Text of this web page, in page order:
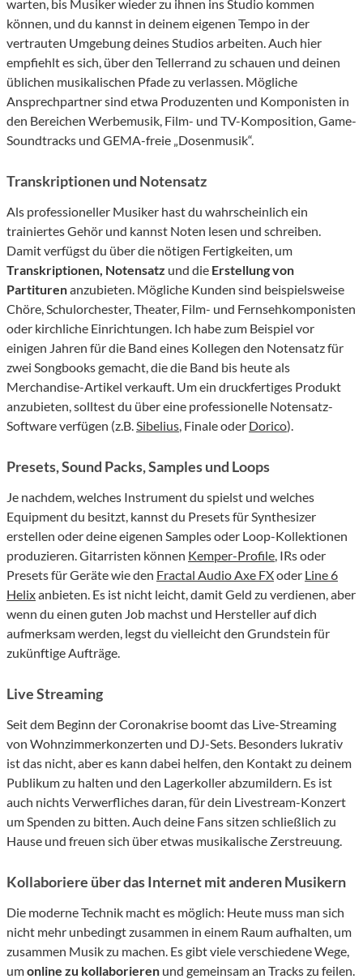
warten, bis Musiker wieder zu ihnen ins Studio kommen
können, und du kannst in deinem eigenen Tempo in der
vertrauten Umgebung deines Studios arbeiten. Auch hier
empfiehlt es sich, über den Tellerrand zu schauen und deinen
üblichen musikalischen Pfade zu verlassen. Mögliche
Ansprechpartner sind etwa Produzenten und Komponisten in
den Bereichen Werbemusik, Film- und TV-Komposition, Game-
Soundtracks und GEMA-freie „Dosenmusik“.
Transkriptionen und Notensatz
Als professioneller Musiker hast du wahrscheinlich ein
trainiertes Gehör und kannst Noten lesen und schreiben.
Damit verfügst du über die nötigen Fertigkeiten, um
Transkriptionen, Notensatz und die Erstellung von
Partiturenanzubieten. Mögliche Kunden sind beispielsweise
Chöre, Schulorchester, Theater, Film- und Fernsehkomponisten
oder kirchliche Einrichtungen. Ich habe zum Beispiel vor
einigen Jahren für die Band eines Kollegen den Notensatz für
zwei Songbooks gemacht, die die Band bis heute als
Merchandise-Artikel verkauft. Um ein druckfertiges Produkt
anzubieten, solltest du über eine professionelle Notensatz-
Software verfügen (z.B. Sibelius , Finale oder Dorico).
Presets, Sound Packs, Samples und Loops
Je nachdem, welches Instrument du spielst und welches
Equipment du besitzt, kannst du Presets für Synthesizer
erstellen oder deine eigenen Samples oder Loop-Kollektionen
produzieren. Gitarristen können Kemper-Profile , IRs oder
Presets für Geräte wie den Fractal Audio Axe FXoder Line 6
Helixanbieten. Es ist nicht leicht, damit Geld zu verdienen, aber
wenn du einen guten Job machst und Hersteller auf dich
aufmerksam werden, legst du vielleicht den Grundstein für
zukünftige Aufträge.
Live Streaming
Seit dem Beginn der Coronakrise boomt das Live-Streaming
von Wohnzimmerkonzerten und DJ-Sets. Besonders lukrativ
ist das nicht, aber es kann dabei helfen, den Kontakt zu deinem
Publikum zu halten und den Lagerkoller abzumildern. Es ist
auch nichts Verwerfliches daran, für dein Livestream-Konzert
um Spenden zu bitten. Auch deine Fans sitzen schließlich zu
Hause und freuen sich über etwas musikalische Zerstreuung.
Kollaboriere über das Internet mit anderen Musikern
Die moderne Technik macht es möglich: Heute muss man sich
nicht mehr unbedingt zusammen in einem Raum aufhalten, um
zusammen Musik zu machen. Es gibt viele verschiedene Wege,
umonline zu kollaborieren und gemeinsam an Tracks zu feilen.